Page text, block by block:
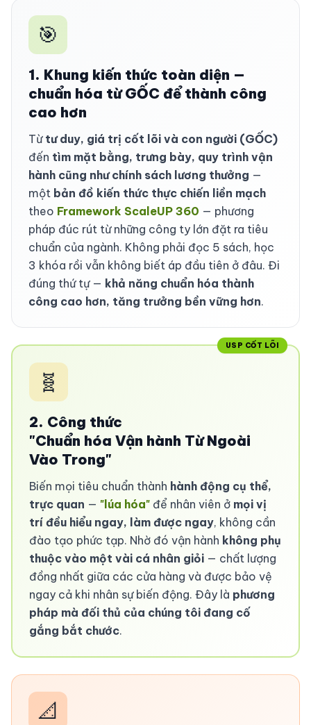
🎯
1. Khung kiến thức toàn diện —
chuẩn hóa từ GỐC để thành công
cao hơn
Từ tư duy, giá trị cốt lõi và con người (GỐC)
đến tìm mặt bằng, trưng bày, quy trình vận
hành cũng như chính sách lương thưởng —
một bản đồ kiến thức thực chiến liền mạch
theo Framework ScaleUP 360 — phương
pháp đúc rút từ những công ty lớn đặt ra tiêu
chuẩn của ngành. Không phải đọc 5 sách, học
3 khóa rồi vẫn không biết áp đầu tiên ở đâu. Đi
đúng thứ tự — khả năng chuẩn hóa thành
công cao hơn, tăng trưởng bền vững hơn.
USP CỐT LÕI
🧬
2. Công thức
"Chuẩn hóa Vận hành Từ Ngoài
Vào Trong"
Biến mọi tiêu chuẩn thành hành động cụ thể,
trực quan — "lúa hóa" để nhân viên ở mọi vị
trí đều hiểu ngay, làm được ngay, không cần
đào tạo phức tạp. Nhờ đó vận hành không phụ
thuộc vào một vài cá nhân giỏi — chất lượng
đồng nhất giữa các cửa hàng và được bảo vệ
ngay cả khi nhân sự biến động. Đây là phương
pháp mà đối thủ của chúng tôi đang cố
gắng bắt chước.
📐